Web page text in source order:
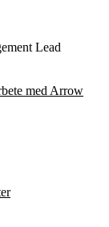
Lead
med Arrow